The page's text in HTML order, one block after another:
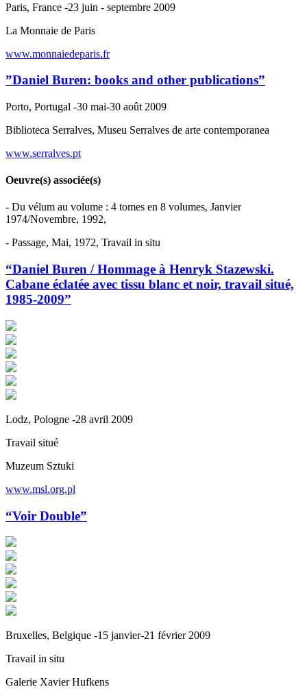
Paris, France -23 juin - septembre 2009
La Monnaie de Paris
www.monnaiedeparis.fr
”Daniel Buren: books and other publications”
Porto, Portugal -30 mai-30 août 2009
Biblioteca Serralves, Museu Serralves de arte contemporanea
www.serralves.pt
Oeuvre(s) associée(s)
- Du vélum au volume : 4 tomes en 8 volumes, Janvier
1974/Novembre, 1992,
- Passage, Mai, 1972, Travail in situ
“Daniel Buren / Hommage à Henryk Stazewski.
Cabane éclatée avec tissu blanc et noir, travail situé,
1985-2009”
Lodz, Pologne -28 avril 2009
Travail situé
Muzeum Sztuki
www.msl.org.pl
“Voir Double”
Bruxelles, Belgique -15 janvier-21 février 2009
Travail in situ
Galerie Xavier Hufkens